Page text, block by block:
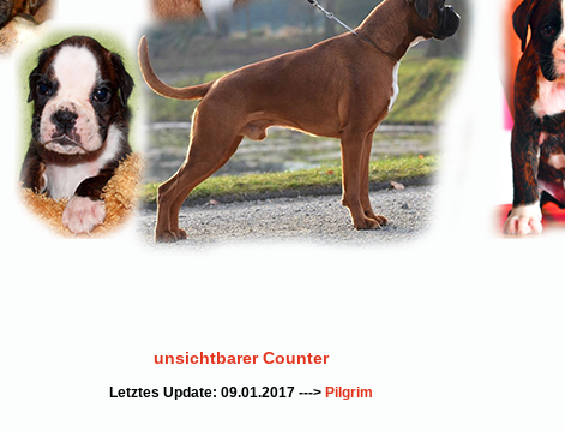
unsichtbarer Counter
Letztes Update: 09.01.2017 ---> Pilgrim